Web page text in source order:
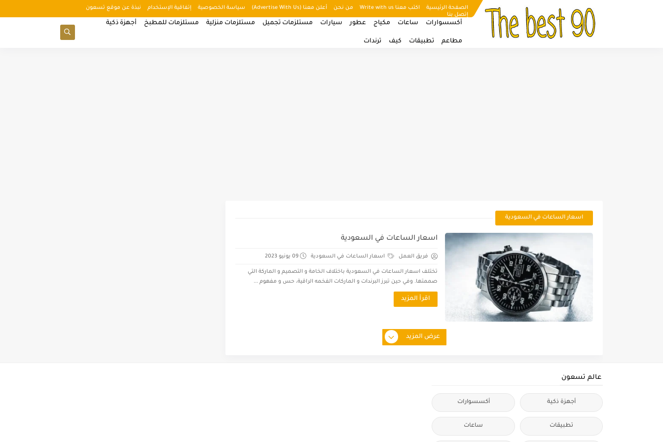
الصفحة الرئيسية اكتب معنا Write with us من نحن أعلن معنا (Advertise With Us) سياسة الخصوصية إتفاقية الإستخدام
نبذة عن موقع تسعون
إتصل بنا
أكسسوارات ساعات مكياج عطور سيارات مستلزمات تجميل مستلزمات منزلية مستلزمات للمطبخ أجهزة ذكية
مطاعم تطبيقات كيف ترندات
اسعار الساعات في السعودية
اسعار الساعات في السعودية
فريق العمل اسعار الساعات في السعودية 09 يونيو 2023
تختلف اسعار الساعات في السعودية باختلاف الخامة و التصميم و الماركة التي
صممتها. وفي حين تبرز البرندات و الماركات الفخمه الراقية، حس و مفهوم ...
اقرأ المزيد
عرض المزيد
عالم تسعون
أجهزة ذكية أكسسوارات
تطبيقات ساعات